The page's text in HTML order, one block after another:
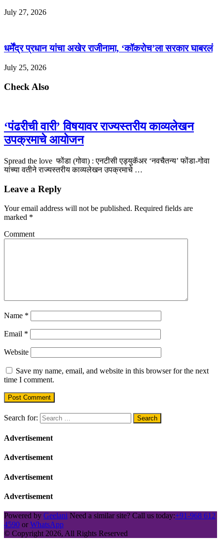
July 27, 2026
धर्मेंद्र प्रधान यांचा अखेर राजीनामा, ‘कॉकरोच’ला सरकार घाबरलं
July 25, 2026
Check Also
‘पंढरीची वारी’ विषयावर राज्यस्तरीय काव्यलेखन
उपक्रमाचे आयोजन
Spread the love फोंडा (गोवा) : एनटीसी एड्युकॅअर ‘नवचैतन्य’ फोंडा-गोवा
यांच्या वतीने राज्यस्तरीय काव्यलेखन उपक्रमाचे …
Leave a Reply
Your email address will not be published. Required fields are
marked *
Comment
Name *
Email *
Website
Save my name, email, and website in this browser for the next
time I comment.
Search for:
Advertisement
Advertisement
Advertisement
Advertisement
Powered by Geelani Need a similar site? Call us today:+91-968 612
4590 or WhatsApp
© Copyright 2026, All Rights Reserved